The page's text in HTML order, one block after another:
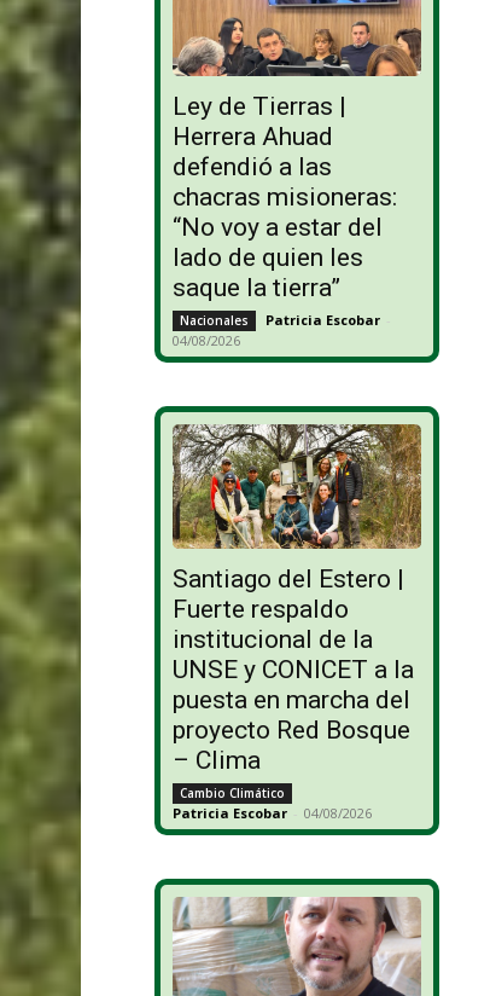
Ley de Tierras |
Herrera Ahuad
defendió a las
chacras misioneras:
“No voy a estar del
lado de quien les
saque la tierra”
Nacionales Patricia Escobar -
04/08/2026
Santiago del Estero |
Fuerte respaldo
institucional de la
UNSE y CONICET a la
puesta en marcha del
proyecto Red Bosque
– Clima
Cambio Climático
Patricia Escobar - 04/08/2026